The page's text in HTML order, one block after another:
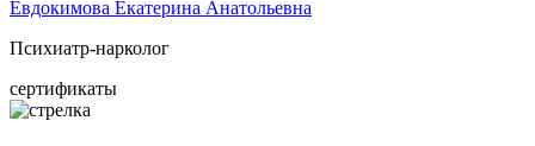
Евдокимова Екатерина Анатольевна
Психиатр-нарколог
сертификаты